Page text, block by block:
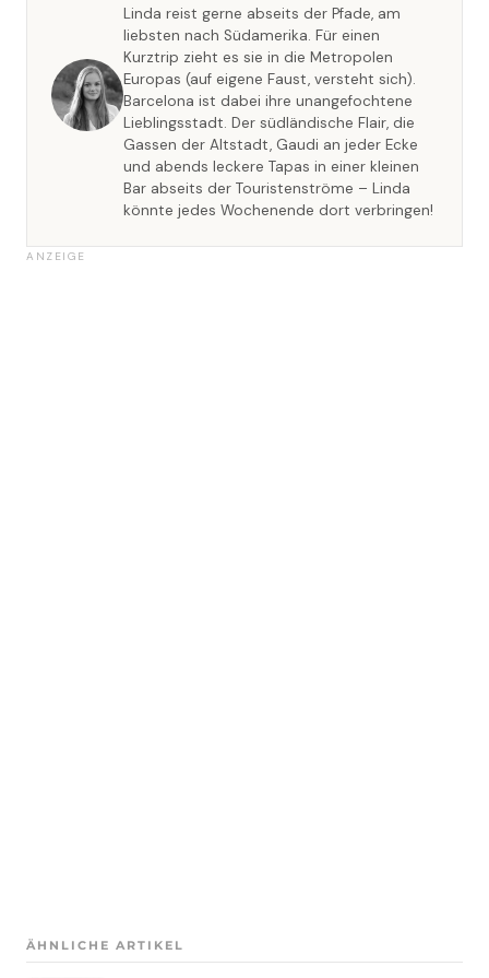
Linda reist gerne abseits der Pfade, am
liebsten nach Südamerika. Für einen
Kurztrip zieht es sie in die Metropolen
Europas (auf eigene Faust, versteht sich).
Barcelona ist dabei ihre unangefochtene
Lieblingsstadt. Der südländische Flair, die
Gassen der Altstadt, Gaudi an jeder Ecke
und abends leckere Tapas in einer kleinen
Bar abseits der Touristenströme – Linda
könnte jedes Wochenende dort verbringen!
ANZEIGE
ÄHNLICHE ARTIKEL